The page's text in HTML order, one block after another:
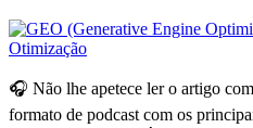
🎧 Não lhe apetece ler o artigo
formato de podcast com os